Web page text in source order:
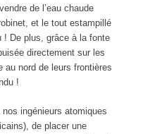
de l’eau chaude
et le tout estampillé
! De plus, grâce à la fonte
directement sur les
au nord de leurs frontières
!
ingénieurs atomiques
de placer une